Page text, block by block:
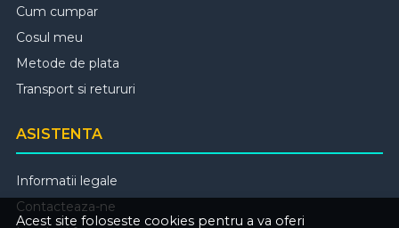
Acest site foloseste cookies pentru a va oferi
Cum cumpar
Cosul meu
Metode de plata
Transport si retururi
ASISTENTA
Informatii legale
Contacteaza-ne